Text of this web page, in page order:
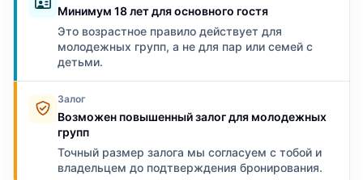
Минимум 18 лет для основного гостя
Это возрастное правило действует для
молодежных групп, а не для пар или семей с
детьми.
Залог
Возможен повышенный залог для молодежных
групп
Точный размер залога мы согласуем с тобой и
владельцем до подтверждения бронирования.